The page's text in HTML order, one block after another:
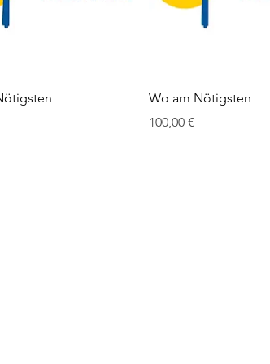
Schnellansicht Schnellansicht
Wo am Nötigsten
Preis
100,00 €